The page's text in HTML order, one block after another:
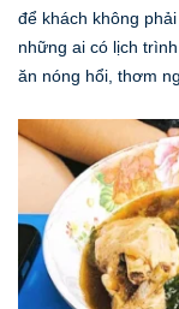
để khách không
những ai có lịch
ăn nóng hổi, thơm